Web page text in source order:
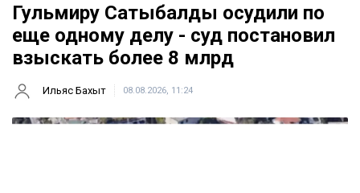
Гульмиру Сатыбалды осудили по
еще одному делу - суд постановил
взыскать более 8 млрд
Ильяс Бахыт 08.08.2026, 11:24